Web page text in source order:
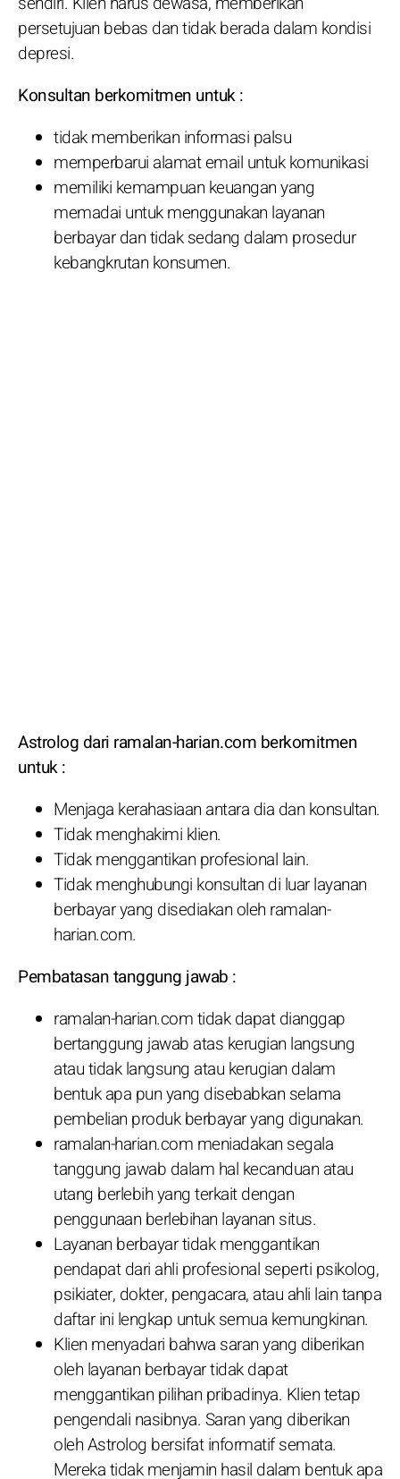
persetujuan bebas dan tidak berada dalam kondisi
depresi.
Konsultan berkomitmen untuk :
tidak memberikan informasi palsu
memperbarui alamat email untuk komunikasi
memiliki kemampuan keuangan yang
memadai untuk menggunakan layanan
berbayar dan tidak sedang dalam prosedur
kebangkrutan konsumen.
Astrolog dari ramalan-harian.com berkomitmen
untuk :
Menjaga kerahasiaan antara dia dan konsultan.
Tidak menghakimi klien.
Tidak menggantikan profesional lain.
Tidak menghubungi konsultan di luar layanan
berbayar yang disediakan oleh ramalan-
harian.com.
Pembatasan tanggung jawab :
ramalan-harian.com tidak dapat dianggap
bertanggung jawab atas kerugian langsung
atau tidak langsung atau kerugian dalam
bentuk apa pun yang disebabkan selama
pembelian produk berbayar yang digunakan.
ramalan-harian.com meniadakan segala
tanggung jawab dalam hal kecanduan atau
utang berlebih yang terkait dengan
penggunaan berlebihan layanan situs.
Layanan berbayar tidak menggantikan
pendapat dari ahli profesional seperti psikolog,
psikiater, dokter, pengacara, atau ahli lain tanpa
daftar ini lengkap untuk semua kemungkinan.
Klien menyadari bahwa saran yang diberikan
oleh layanan berbayar tidak dapat
menggantikan pilihan pribadinya. Klien tetap
pengendali nasibnya. Saran yang diberikan
oleh Astrolog bersifat informatif semata.
Mereka tidak menjamin hasil dalam bentuk apa